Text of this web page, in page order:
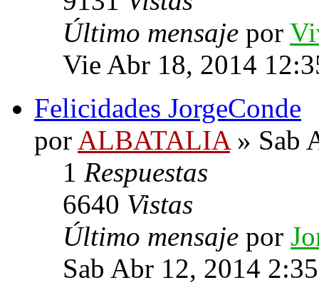
Último mensaje por
Vie Abr 18, 2014
Felicidades JorgeConde
por ALBATALIA» Sab
1 Respuestas
6640 Vistas
Último mensaje por
Sab Abr 12, 2014